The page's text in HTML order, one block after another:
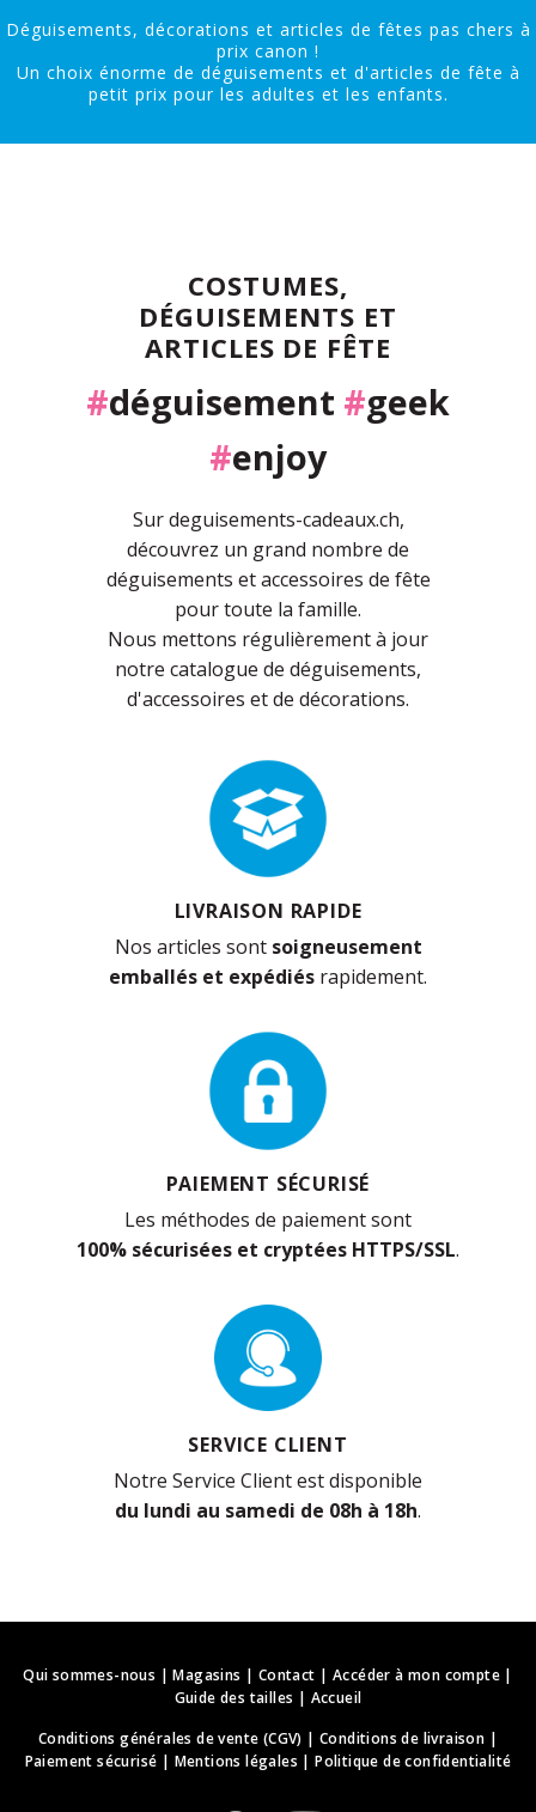
Déguisements, décorations et articles de fêtes pas chers à
prix canon !
Un choix énorme de déguisements et d'articles de fête à
petit prix pour les adultes et les enfants.
COSTUMES,
DÉGUISEMENTS ET
ARTICLES DE FÊTE
#déguisement #geek
#enjoy
Sur deguisements-cadeaux.ch,
découvrez un grand nombre de
déguisements et accessoires de fête
pour toute la famille.
Nous mettons régulièrement à jour
notre catalogue de déguisements,
d'accessoires et de décorations.
LIVRAISON RAPIDE
Nos articles sont soigneusement
emballés et expédiés rapidement.
PAIEMENT SÉCURISÉ
Les méthodes de paiement sont
100% sécurisées et cryptées HTTPS/SSL.
SERVICE CLIENT
Notre Service Client est disponible
du lundi au samedi de 08h à 18h.
Qui sommes-nous |Magasins | Contact | Accéder à mon compte|
Guide des tailles | Accueil
Conditions générales de vente (CGV) |Conditions de livraison |
Paiement sécurisé | Mentions légales |Politique de confidentialité